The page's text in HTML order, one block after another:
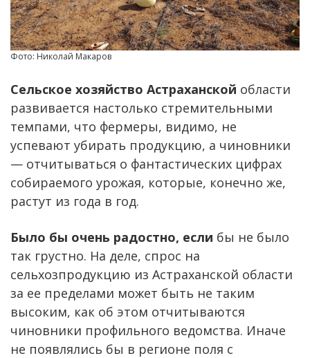
Фото: Николай Макаров
Сельское хозяйство Астраханской области
развивается настолько стремительными
темпами, что фермеры, видимо, не
успевают убирать продукцию, а чиновники
— отчитываться о фантастических цифрах
собираемого урожая, которые, конечно же,
растут из года в год.
Было бы очень радостно, если бы не было
так грустно. На деле, спрос на
сельхозпродукцию из Астраханской области
за ее пределами может быть не таким
высоким, как об этом отчитываются
чиновники профильного ведомства. Иначе
не появлялись бы в регионе поля с